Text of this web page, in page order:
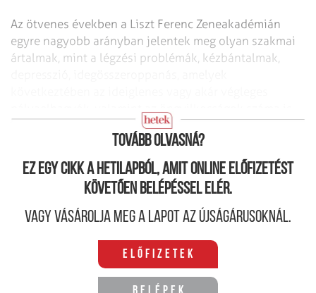
Az ötvenes években a Liszt Ferenc Zeneakadémián
egyre nagyobb arányban jelentek meg olyan szakmai
ártalmak, mint a légzési problémák, kézbántalmak,
Tovább olvasná?
Ez egy cikk a hetilapból, amit online előfizetést
követően belépéssel elér.
Vagy vásárolja meg a lapot az újságárusoknál.
Előfizetek